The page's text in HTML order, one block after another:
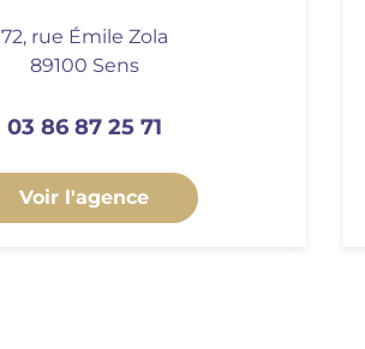
72, rue Émile Zola
89100 Sens
03 86 87 25 71
Voir l'agence